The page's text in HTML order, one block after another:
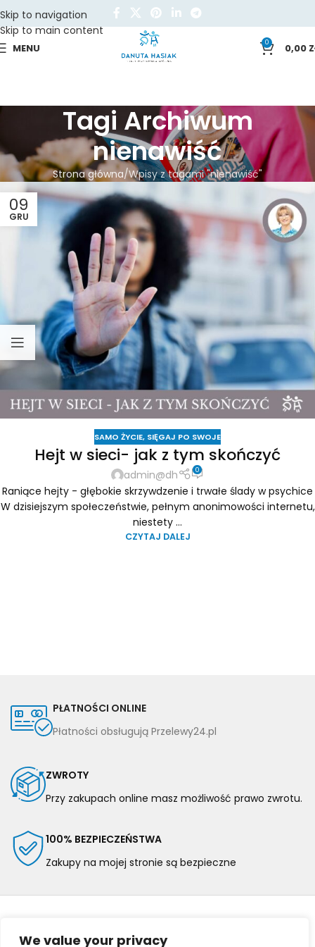
We value your privacy
Skip to navigation
Skip to main content
MENU 0 0,00
Tagi Archiwum
nienawiść
Strona główna Wpisy z tagami "nienawiść"
09
GRU
SAMO ŻYCIE, SIĘGAJ PO SWOJE
Hejt w sieci- jak z tym skończyć
admin@dh 0
Raniące hejty - głębokie skrzywdzenie i trwałe ślady w psychice
W dzisiejszym społeczeństwie, pełnym anonimowości internetu,
niestety ...
CZYTAJ DALEJ
PŁATNOŚCI ONLINE
Płatności obsługują Przelewy24.pl
ZWROTY
Przy zakupach online masz możliwość prawo zwrotu.
100% BEZPIECZEŃSTWA
Zakupy na mojej stronie są bezpieczne